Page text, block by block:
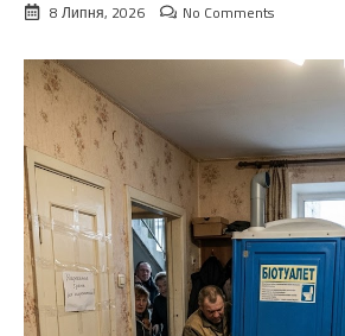
8 Липня, 2026
No Comments